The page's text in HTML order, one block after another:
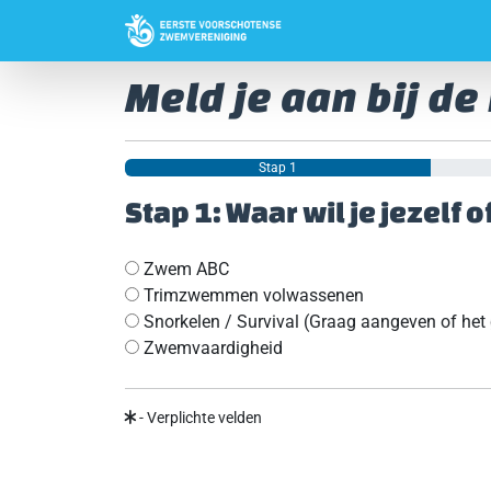
Meld je aan bij
Stap 1
Stap 1: Waar wil je jezelf
Zwem ABC
Trimzwemmen volwassenen
Snorkelen / Survival (Graag aangeven of
Zwemvaardigheid
- Verplichte velden